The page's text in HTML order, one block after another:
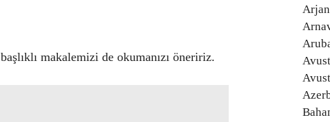
başlıklı makalemizi de okumanızı öneririz.